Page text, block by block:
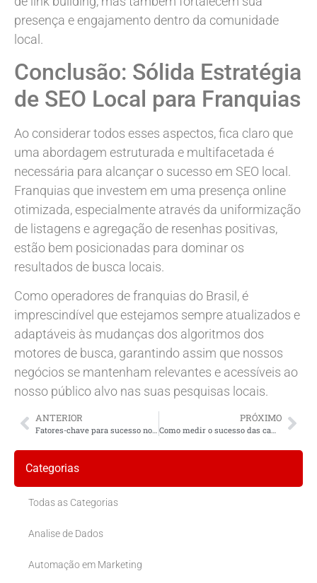
presença e engajamento dentro da comunidade
local.
Conclusão: Sólida Estratégia
de SEO Local para Franquias
Ao considerar todos esses aspectos, fica claro que
uma abordagem estruturada e multifacetada é
necessária para alcançar o sucesso em SEO local.
Franquias que investem em uma presença online
otimizada, especialmente através da uniformização
de listagens e agregação de resenhas positivas,
estão bem posicionadas para dominar os
resultados de busca locais.
Como operadores de franquias do Brasil, é
imprescindível que estejamos sempre atualizados e
adaptáveis às mudanças dos algoritmos dos
motores de busca, garantindo assim que nossos
negócios se mantenham relevantes e acessíveis ao
nosso público alvo nas suas pesquisas locais.
ANTERIOR PRÓXIMO
Como medir o sucesso das campanhas de redes sociais para negócios locais?
Categorias
Todas as Categorias
Analise de Dados
Automação em Marketing